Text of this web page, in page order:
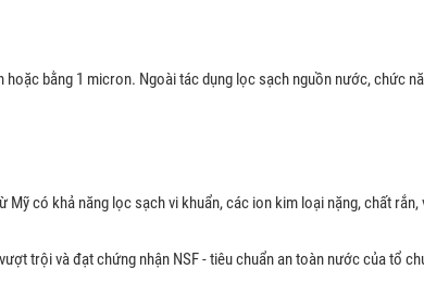
bằng 1 micron. Ngoài tác dụng lọc sạch nguồn nước, chức
có khả năng lọc sạch vi khuẩn, các ion kim loại nặng, chất rắn,
trội và đạt chứng nhận NSF - tiêu chuẩn an toàn nước của tổ